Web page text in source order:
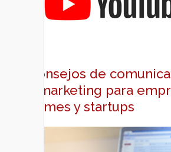
Consejos de
y marketing para
pymes y startups